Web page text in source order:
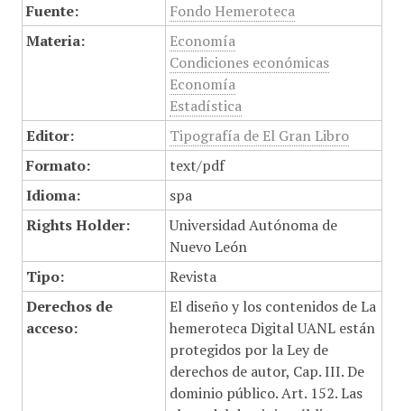
Fuente:
Fondo Hemeroteca
Materia:
Economía
Condiciones económicas
Economía
Estadística
Editor:
Tipografía de El Gran Libro
Formato:
text/pdf
Idioma:
spa
Rights Holder:
Universidad Autónoma de
Nuevo León
Tipo:
Revista
Derechos de
acceso:
El diseño y los contenidos de La
hemeroteca Digital UANL están
protegidos por la Ley de
derechos de autor, Cap. III. De
dominio público. Art. 152. Las